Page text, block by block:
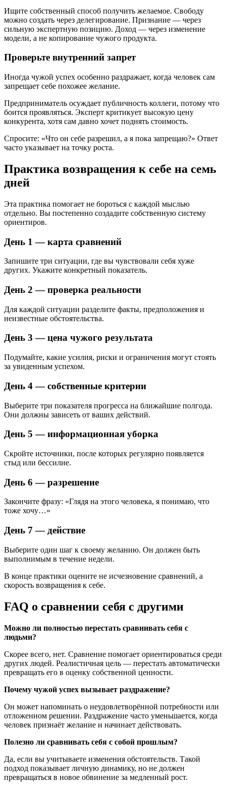
Ищите собственный способ получить желаемое. Свободу
можно создать через делегирование. Признание — через
сильную экспертную позицию. Доход — через изменение
модели, а не копирование чужого продукта.
Проверьте внутренний запрет
Иногда чужой успех особенно раздражает, когда человек сам
запрещает себе похожее желание.
Предприниматель осуждает публичность коллеги, потому что
боится проявляться. Эксперт критикует высокую цену
конкурента, хотя сам давно хочет поднять стоимость.
Спросите: «Что он себе разрешил, а я пока запрещаю?» Ответ
часто указывает на точку роста.
Практика возвращения к себе на семь
дней
Эта практика помогает не бороться с каждой мыслью
отдельно. Вы постепенно создадите собственную систему
ориентиров.
День 1 — карта сравнений
Запишите три ситуации, где вы чувствовали себя хуже
других. Укажите конкретный показатель.
День 2 — проверка реальности
Для каждой ситуации разделите факты, предположения и
неизвестные обстоятельства.
День 3 — цена чужого результата
Подумайте, какие усилия, риски и ограничения могут стоять
за увиденным успехом.
День 4 — собственные критерии
Выберите три показателя прогресса на ближайшие полгода.
Они должны зависеть от ваших действий.
День 5 — информационная уборка
Скройте источники, после которых регулярно появляется
стыд или бессилие.
День 6 — разрешение
Закончите фразу: «Глядя на этого человека, я понимаю, что
тоже хочу…»
День 7 — действие
Выберите один шаг к своему желанию. Он должен быть
выполнимым в течение недели.
В конце практики оцените не исчезновение сравнений, а
скорость возвращения к себе.
FAQ о сравнении себя с другими
Можно ли полностью перестать сравнивать себя с
людьми?
Скорее всего, нет. Сравнение помогает ориентироваться среди
других людей. Реалистичная цель — перестать автоматически
превращать его в оценку собственной ценности.
Почему чужой успех вызывает раздражение?
Он может напоминать о неудовлетворённой потребности или
отложенном решении. Раздражение часто уменьшается, когда
человек признаёт желание и начинает действовать.
Полезно ли сравнивать себя с собой прошлым?
Да, если вы учитываете изменения обстоятельств. Такой
подход показывает личную динамику, но не должен
превращаться в новое обвинение за медленный рост.